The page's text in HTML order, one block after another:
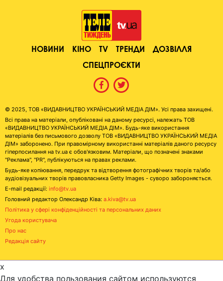
НОВИНИ КІНО TV ТРЕНДИ
ДОЗВІЛЛЯ
СПЕЦПРОЄКТИ
© 2025, ТОВ «ВИДАВНИЦТВО УКРАЇНСЬКИЙ МЕДІА ДІМ». Усі права захищені.
Всі права на матеріали, опубліковані на даному ресурсі, належать ТОВ
«ВИДАВНИЦТВО УКРАЇНСЬКИЙ МЕДІА ДІМ». Будь-яке використання
матеріалів без письмового дозволу ТОВ «ВИДАВНИЦТВО УКРАЇНСЬКИЙ МЕДІА
ДІМ» заборонено. При правомірному використанні матеріалів даного ресурсу
гіперпосилання на tv.ua є обов'язковим. Матеріали, що позначені знаками
"Реклама", "PR", публікуються на правах реклами.
Будь-яке копіювання, передрук та відтворення фотографічних творів та/або
аудіовізуальних творів правовласника Getty Images - суворо забороняється.
E-mail редакції: info@tv.ua
Головний редактор Олександр Ківа: a.kiva@tv.ua
Політика у сфері конфіденційності та персональних даних
Угода користувача
Про нас
Редакція сайту
x
Для удобства пользования сайтом используются